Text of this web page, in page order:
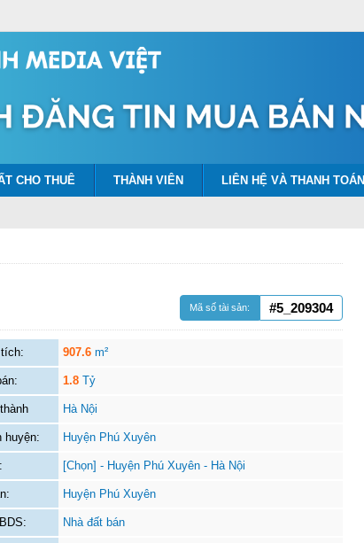
CHO THUÊ THÀNH VIÊN LIÊN HỆ VÀ THANH TOÁN
Mã số tài sản: #5_209304
tích: 907.6 m²
1.8 Tỷ
Hà Nội
huyện: Huyện Phú Xuyên
[Chọn] - Huyện Phú Xuyên - Hà Nội
Huyện Phú Xuyên
Nhà đất bán